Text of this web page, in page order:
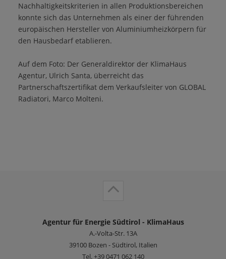
Nachhaltigkeitskriterien in allen Produktionsbereichen
konnte sich das Unternehmen als einer der führenden
europäischen Hersteller von Aluminiumheizkörpern für
den Hausbedarf etablieren.
Auf dem Foto: Der Generaldirektor der KlimaHaus
Agentur, Ulrich Santa, überreicht das
Partnerschaftszertifikat dem Verkaufsleiter von GLOBAL
Radiatori, Marco Molteni.
Agentur für Energie Südtirol - KlimaHaus
A.-Volta-Str. 13A
39100 Bozen - Südtirol, Italien
Tel.+39 0471 062 140